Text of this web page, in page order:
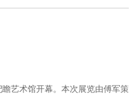
艺术馆开幕。本次展览由傅军策